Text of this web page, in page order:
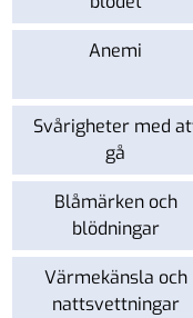
Anemi
Svårigheter med
gå
Blåmärken och
blödningar
Värmekänsla och
nattsvettningar